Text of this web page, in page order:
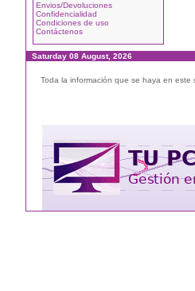
Envios/Devoluciones
Confidencialidad
Condiciones de uso
Contáctenos
Saturday 08 August, 2026
Toda la información que se haya en